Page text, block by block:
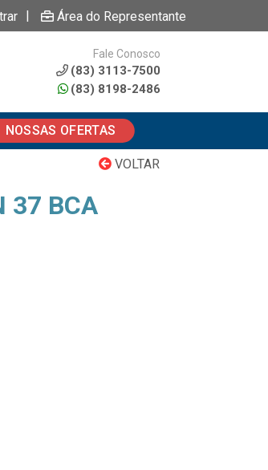
| Área do Representante
Fale Conosco
(83) 3113-7500
(83) 8198-2486
NOSSAS OFERTAS
VOLTAR
37 BCA